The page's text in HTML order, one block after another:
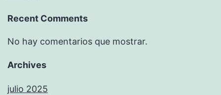
Recent Comments
No hay comentarios que mostrar.
Archives
julio 2025